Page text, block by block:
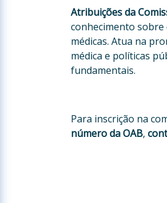
Atribuições da
conhecimento sobre
médicas. Atua na
médica e políticas
fundamentais.
Para inscrição na
número da OAB,